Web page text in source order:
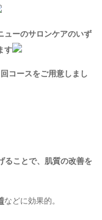
ューのサロンケアのいず
す
コースをご用意しまし
ることで、 肌質の改善を
などに効果的。